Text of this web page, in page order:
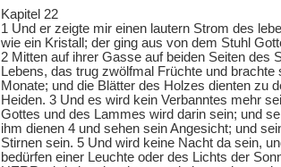
Kapitel 22
1 Und er zeigte mir einen lautern Strom des
wie ein Kristall; der ging aus von dem Stuhl
2 Mitten auf ihrer Gasse auf beiden Seiten des
Lebens, das trug zwölfmal Früchte und brachte
Monate; und die Blätter des Holzes dienten zu
Heiden. 3 Und es wird kein Verbanntes mehr
Gottes und des Lammes wird darin sein; und
ihm dienen 4 und sehen sein Angesicht; und
Stirnen sein. 5 Und wird keine Nacht da sein,
bedürfen einer Leuchte oder des Lichts der